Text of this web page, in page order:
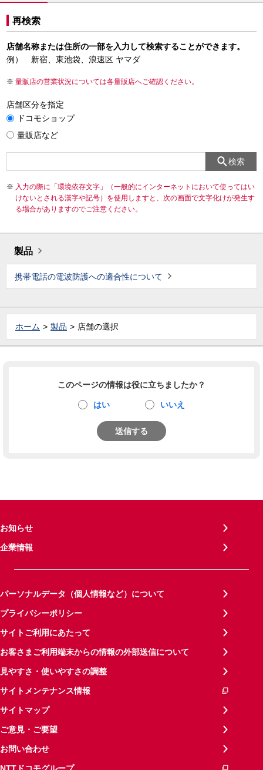
再検索
店舗名称または住所の一部を入力して検索することができます。
例） 新宿、東池袋、浪速区 ヤマダ
量販店の営業状況については各量販店へご確認ください。
店舗区分を指定
ドコモショップ
量販店など
検索
入力の際に「環境依存文字」（一般的にインターネットにおいて使ってはい
けないとされる漢字や記号）を使用しますと、次の画面で文字化けが発生す
る場合がありますのでご注意ください。
製品
携帯電話の電波防護への適合性について
ホーム 製品 店舗の選択
このページの情報は役に立ちましたか？
はい いいえ
送信する
お知らせ
企業情報
パーソナルデータ（個人情報など）について
プライバシーポリシー
サイトご利用にあたって
お客さまご利用端末からの情報の外部送信について
見やすさ・使いやすさの調整
サイトメンテナンス情報
サイトマップ
ご意見・ご要望
お問い合わせ
NTTドコモグループ